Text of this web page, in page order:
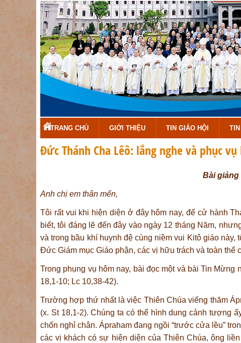
TRANG CHỦ GIỚI THIỆU TIN GIÁO HỘI
Đức Thánh Cha Lêô: lắng nghe và phục
Bài giảng
Anh chị em thân mến,
Tôi rất vui khi hiện diện ở đây hôm nay, để cử hành
biết, tôi đáng lẽ đến đây vào ngày 12 tháng Năm,
và trong bầu khí huynh đệ cùng niềm vui Kitô giáo
Đức Giám mục Giáo phận, các vị hữu trách và toàn thể
Trong phụng vụ hôm nay, bài đọc một và bài Tin
18,1-10; Lc 10,38-42).
Trường hợp thứ nhất là việc Thiên Chúa viếng thăm
(x. St 18,1-2). Chúng ta có thể hình dung cảnh tượng
chốn nghỉ chân. Ápraham đang ngồi “trước cửa lều”
các vị khách có sự hiện diện của Thiên Chúa, ông